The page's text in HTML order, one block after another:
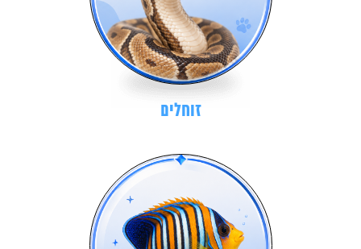
זוחלים